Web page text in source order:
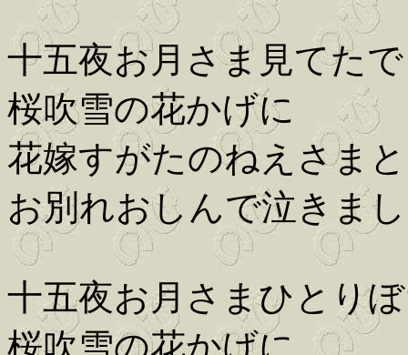
十五夜お月さま見てた
桜吹雪の花かげに
花嫁すがたのねえさまと
お別れおしんで泣きま
十五夜お月さまひとり
桜吹雪の花かげに